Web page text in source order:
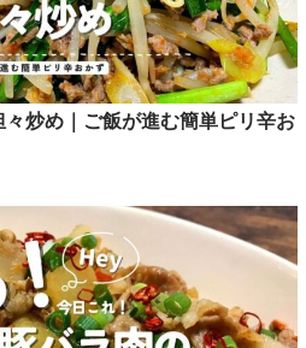
炒め｜ご飯が進む簡単ピリ辛お